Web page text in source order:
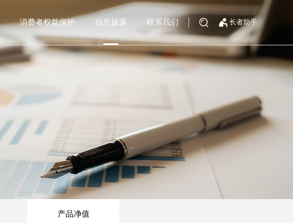
长者助手
消费者权益保护 信息披露 联系我们
产品净值